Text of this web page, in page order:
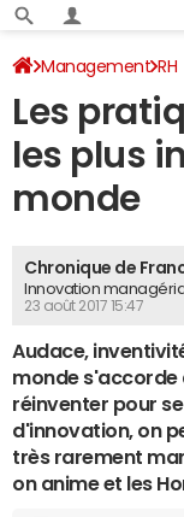
Management RH
Les
les plus
monde
Chronique de
Innovation
23 août 2017 15:47
Audace,
monde s'accorde
réinventer pour
d'innovation, on
très rarement
on anime et les